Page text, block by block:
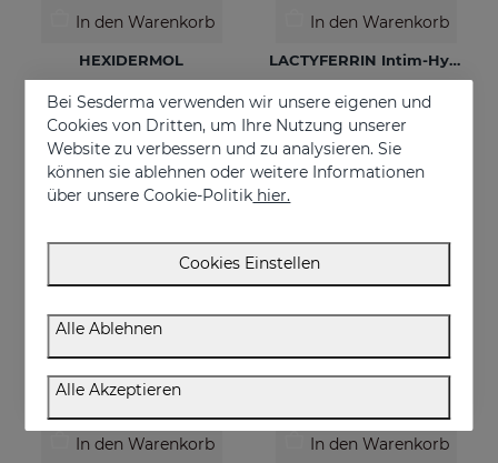
In den Warenkorb
HEXIDERMOL
€ 19,95
In den Warenkorb
LACTYFERRIN Intim-Hygiene-Gel 200 Ml
€ 14,95
In den Warenkorb In den Warenkorb
Bei Sesderma verwenden wir unsere eigenen und
Cookies von Dritten, um Ihre Nutzung unserer
Website zu verbessern und zu analysieren. Sie
können sie ablehnen oder weitere Informationen
über unsere Cookie-Politik hier.
Cookies Einstellen
Alle Ablehnen
Alle Akzeptieren